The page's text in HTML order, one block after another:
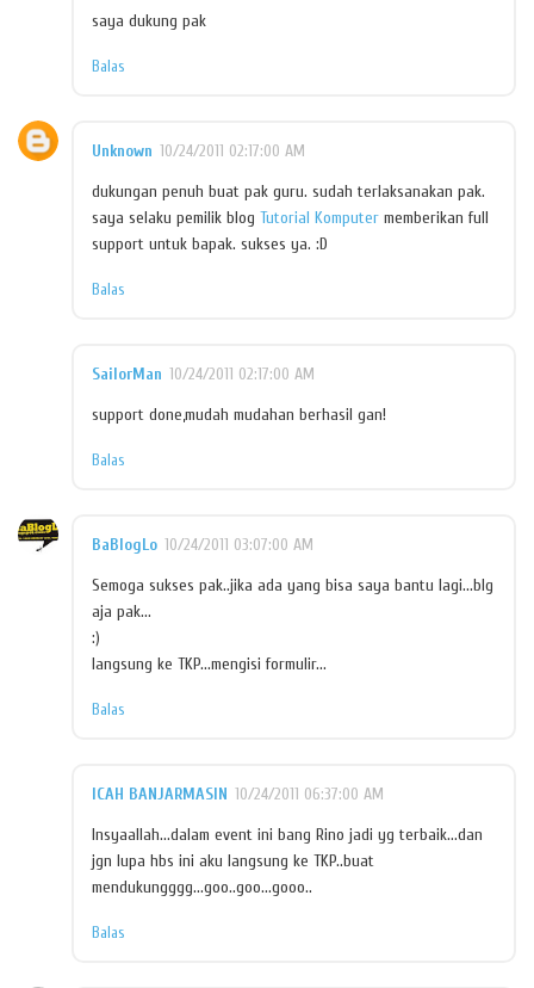
saya dukung pak
Balas
Unknown 10/24/2011 02:17:00 AM
dukungan penuh buat pak guru. sudah terlaksanakan pak.
saya selaku pemilik blog Tutorial Komputer memberikan full
support untuk bapak. sukses ya. :D
Balas
SailorMan 10/24/2011 02:17:00 AM
support done,mudah mudahan berhasil gan!
Balas
BaBlogLo 10/24/2011 03:07:00 AM
Semoga sukses pak..jika ada yang bisa saya bantu lagi...blg
aja pak...
:)
langsung ke TKP...mengisi formulir...
Balas
ICAH BANJARMASIN 10/24/2011 06:37:00 AM
Insyaallah...dalam event ini bang Rino jadi yg terbaik...dan
jgn lupa hbs ini aku langsung ke TKP..buat
mendukungggg...goo..goo...gooo..
Balas